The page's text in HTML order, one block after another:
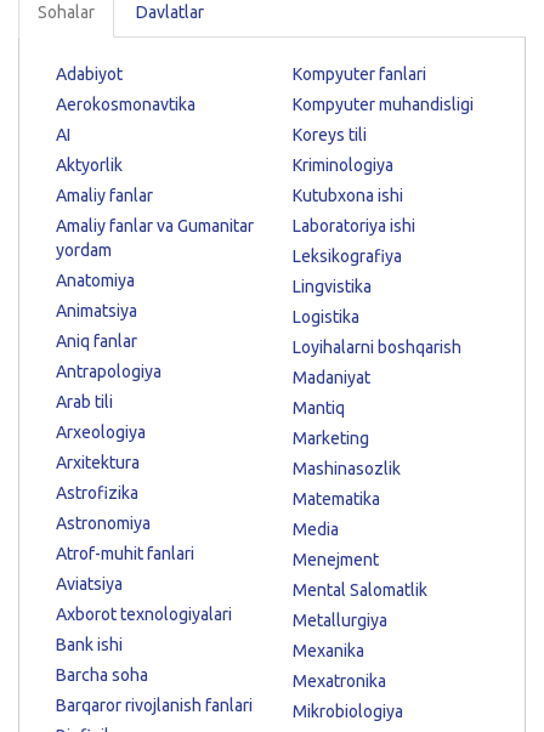
Sohalar Davlatlar
Adabiyot
Aerokosmonavtika
AI
Aktyorlik
Amaliy fanlar
Amaliy fanlar va Gumanitar
yordam
Anatomiya
Animatsiya
Aniq fanlar
Antrapologiya
Arab tili
Arxeologiya
Arxitektura
Astrofizika
Astronomiya
Atrof-muhit fanlari
Aviatsiya
Axborot texnologiyalari
Bank ishi
Barcha soha
Barqaror rivojlanish fanlari
Kompyuter fanlari
Kompyuter muhandisligi
Koreys tili
Kriminologiya
Kutubxona ishi
Laboratoriya ishi
Leksikografiya
Lingvistika
Logistika
Loyihalarni boshqarish
Madaniyat
Mantiq
Marketing
Mashinasozlik
Matematika
Media
Menejment
Mental Salomatlik
Metallurgiya
Mexanika
Mexatronika
Mikrobiologiya